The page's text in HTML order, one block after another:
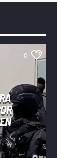
0